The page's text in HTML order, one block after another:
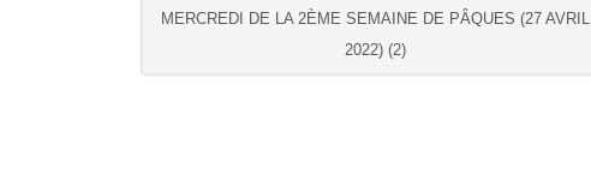
MERCREDI DE LA 2ÈME SEMAINE DE PÂQUES (27 AVRIL
2022) (2)